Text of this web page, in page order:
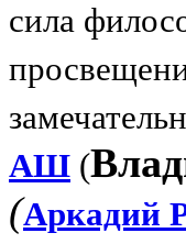
сила
АШ (
(Аркадий